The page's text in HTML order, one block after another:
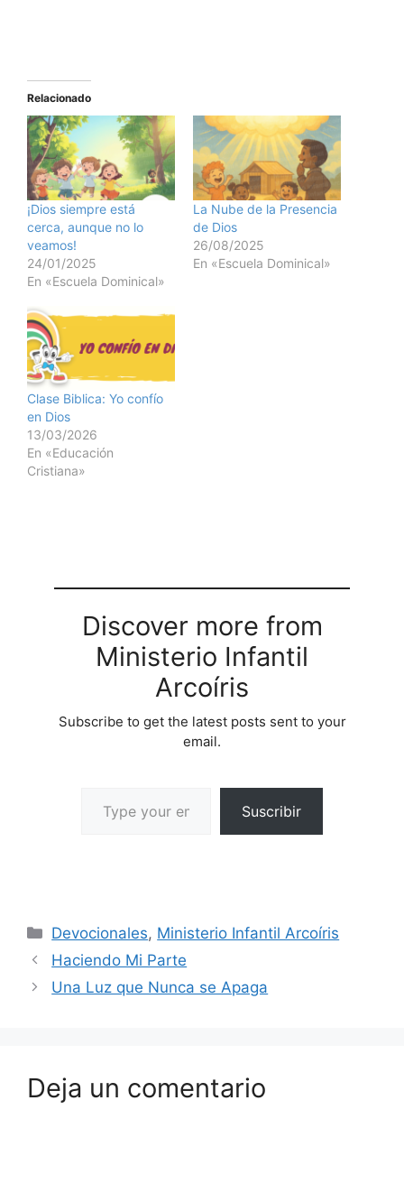
Relacionado
¡Dios siempre está
cerca, aunque no lo
veamos!
24/01/2025
En «Escuela Dominical»
La Nube de la Presencia
de Dios
26/08/2025
En «Escuela Dominical»
Clase Biblica: Yo confío
en Dios
13/03/2026
En «Educación
Cristiana»
Discover more from
Ministerio Infantil
Arcoíris
Subscribe to get the latest posts sent to your
email.
Suscribir
Devocionales, Ministerio Infantil Arcoíris
Haciendo Mi Parte
Una Luz que Nunca se Apaga
Deja un comentario